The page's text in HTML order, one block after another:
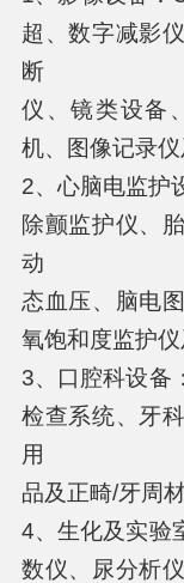
超、数字减影
断
仪、镜类设备
机、图像记录仪
2、心脑电监护
除颤监护仪、
动
态血压、脑电
氧饱和度监护仪
3、口腔科设备
检查系统、牙
用
品及正畸/牙周
4、生化及实验
数仪、尿分析